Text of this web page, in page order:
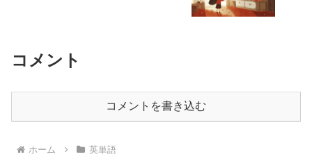
コメント
コメントを書き込む
ホーム 英単語